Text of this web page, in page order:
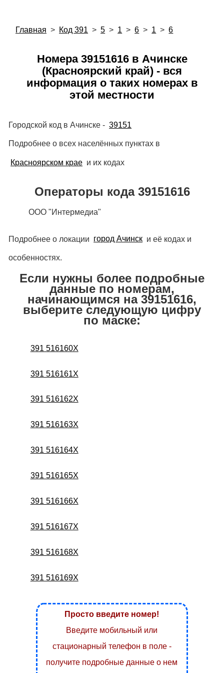
Главная > Код 391 > 5 > 1 > 6 > 1 > 6
Номера 39151616 в Ачинске
(Красноярский край) - вся
информация о таких номерах в
этой местности
Городской код в Ачинске - 39151
Подробнее о всех населённых пунктах в
Красноярском крае и их кодах
Операторы кода 39151616
ООО "Интермедиа"
Подробнее о локации город Ачинск и её кодах и
особенностях.
Если нужны более подробные
данные по номерам,
начинающимся на 39151616,
выберите следующую цифру
по маске:
391 516160X
391 516161X
391 516162X
391 516163X
391 516164X
391 516165X
391 516166X
391 516167X
391 516168X
391 516169X
Просто введите номер!
Введите мобильный или
стационарный телефон в поле -
получите подробные данные о нем